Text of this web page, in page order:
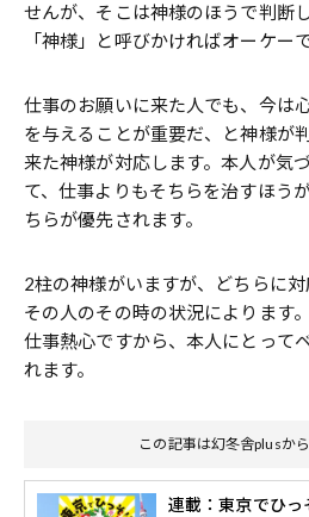
せんが、そこは神様のほうで判断
「神様」と呼びかければオーケーで
仕事のお願いに来た人でも、今は
を与えることが重要だ、と神様が
来た神様が対応します。本人が気
て、仕事よりもそちらを治すほう
ちらが優先されます。
2柱の神様がいますが、どちらに対
その人のその時の状況によります
仕事熱心ですから、本人にとって
れます。
この記事は幻冬舎plusから
連載：東京でひ